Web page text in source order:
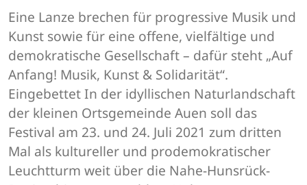
Eine Lanze brechen für progressive Musik und
Kunst sowie für eine offene, vielfältige und
demokratische Gesellschaft – dafür steht „Auf
Anfang! Musik, Kunst & Solidarität“.
Eingebettet In der idyllischen Naturlandschaft
der kleinen Ortsgemeinde Auen soll das
Festival am 23. und 24. Juli 2021 zum dritten
Mal als kultureller und prodemokratischer
Leuchtturm weit über die Nahe-Hunsrück-